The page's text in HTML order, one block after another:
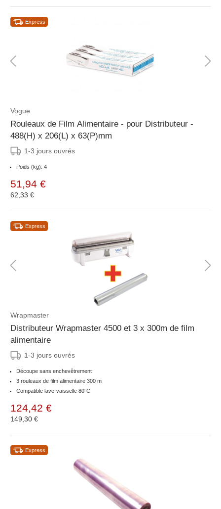
Express
Vogue
Rouleaux de Film Alimentaire - pour Distributeur -
488(H) x 206(L) x 63(P)mm
1-3 jours ouvrés
Poids (kg): 4
51,94 €
62,33 €
Express
Wrapmaster
Distributeur Wrapmaster 4500 et 3 x 300m de film
alimentaire
1-3 jours ouvrés
Découpe sans enchevêtrement
3 rouleaux de film alimentaire 300 m
Compatible lave-vaisselle 80°C
124,42 €
149,30 €
Express